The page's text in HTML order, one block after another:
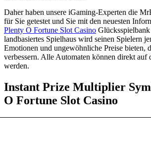
Daher haben unsere iGaming-Experten die
für Sie getestet und Sie mit den neuesten
Plenty O Fortune Slot Casino
landbasiertes Spielhaus wird seinen Spielern
Emotionen und ungewöhnliche Preise bieten,
verbessern. Alle Automaten können direkt auf
werden.
Instant Prize Multiplier
O Fortune Slot Casino